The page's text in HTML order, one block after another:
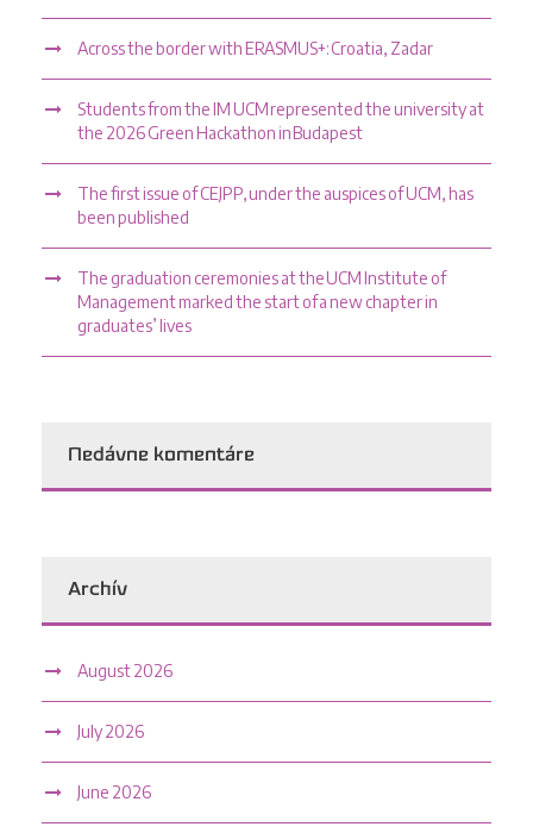
Across the border with ERASMUS+: Croatia, Zadar
Students from the IM UCM represented the university at
the 2026 Green Hackathon in Budapest
The first issue of CEJPP, under the auspices of UCM, has
been published
The graduation ceremonies at the UCM Institute of
Management marked the start of a new chapter in
graduates’ lives
Nedávne komentáre
Archív
August 2026
July 2026
June 2026